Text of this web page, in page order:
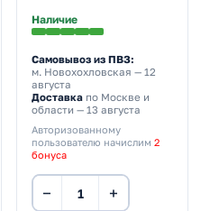
Наличие
Самовывоз из ПВЗ:
м. Новохохловская — 12
августа
Доставкапо Москве и
области — 13 августа
Авторизованному
пользователю начислим 2
бонуса
− +